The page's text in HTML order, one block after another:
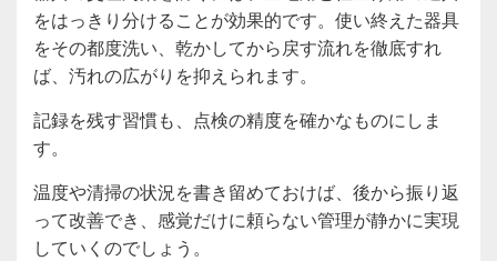
をはっきり分けることが効果的です。使い終えた器具
をその都度洗い、乾かしてから戻す流れを徹底すれ
ば、汚れの広がりを抑えられます。
記録を残す習慣も、点検の精度を確かなものにしま
す。
温度や清掃の状況を書き留めておけば、後から振り返
って改善でき、感覚だけに頼らない管理が静かに実現
していくのでしょう。